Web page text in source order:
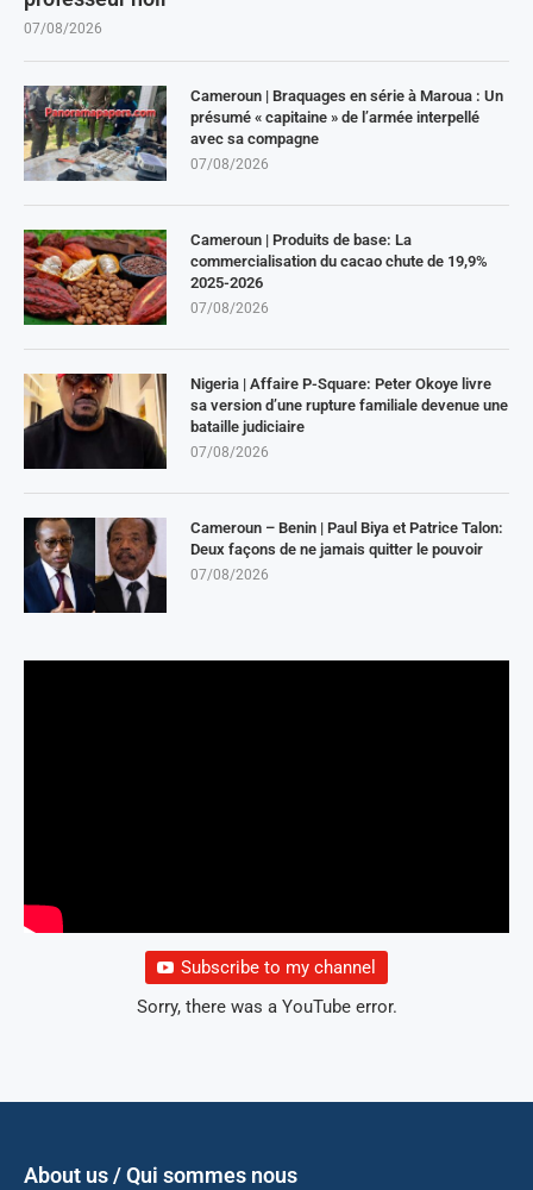
07/08/2026
Cameroun | Braquages en série à Maroua : Un
présumé « capitaine » de l’armée interpellé
avec sa compagne
07/08/2026
Cameroun | Produits de base: La
commercialisation du cacao chute de 19,9%
2025-2026
07/08/2026
Nigeria | Affaire P-Square: Peter Okoye livre
sa version d’une rupture familiale devenue une
bataille judiciaire
07/08/2026
Cameroun – Benin | Paul Biya et Patrice Talon:
Deux façons de ne jamais quitter le pouvoir
07/08/2026
Subscribe to my channel
Sorry, there was a YouTube error.
About us / Qui sommes nous